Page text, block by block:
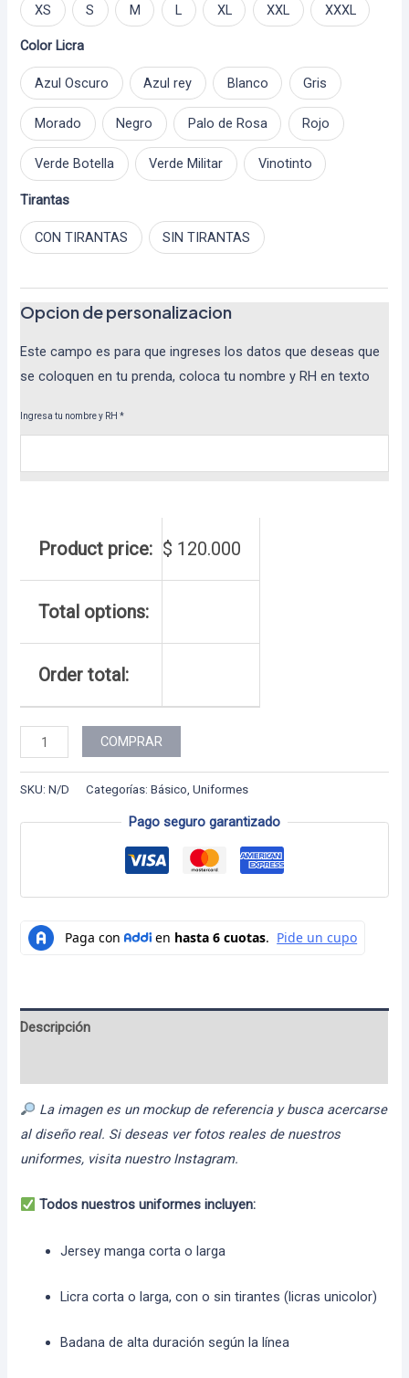
XS S M L XL XXL XXXL
Color Licra
Azul Oscuro Azul rey Blanco Gris
Morado Negro Palo de Rosa Rojo
Verde Botella Verde Militar Vinotinto
Tirantas
CON TIRANTAS SIN TIRANTAS
Opcion de personalizacion
Este campo es para que ingreses los datos que deseas que
se coloquen en tu prenda, coloca tu nombre y RH en texto
Ingresa tu nombre y RH*
Product price: $ 120.000
Total options:
Order total:
Uniforme
-
36
COMPRAR
SKU:N/D Categorías:Básico ,Uniformes
Pago seguro garantizado
Descripción
La imagen es un mockup de referencia y busca acercarse
al diseño real. Si deseas ver fotos reales de nuestros
uniformes, visita nuestro Instagram.
Todos nuestros uniformes incluyen:
Jersey manga corta o larga
Licra corta o larga, con o sin tirantes (licras unicolor)
Badana de alta duración según la línea